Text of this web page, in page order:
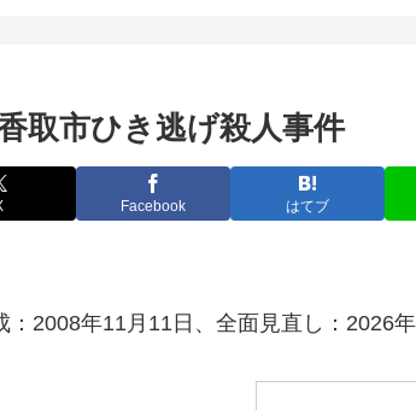
取市ひき逃げ殺人事件
Facebook はてブ
：2008年11月11日、全面見直し：2026